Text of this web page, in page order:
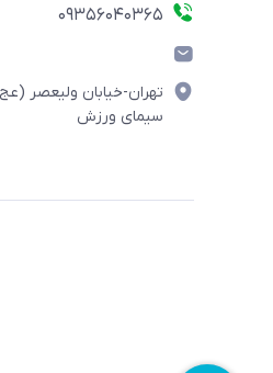
۰۹۳۵۶۰۴۰۳۶۵
سیمای ورزش